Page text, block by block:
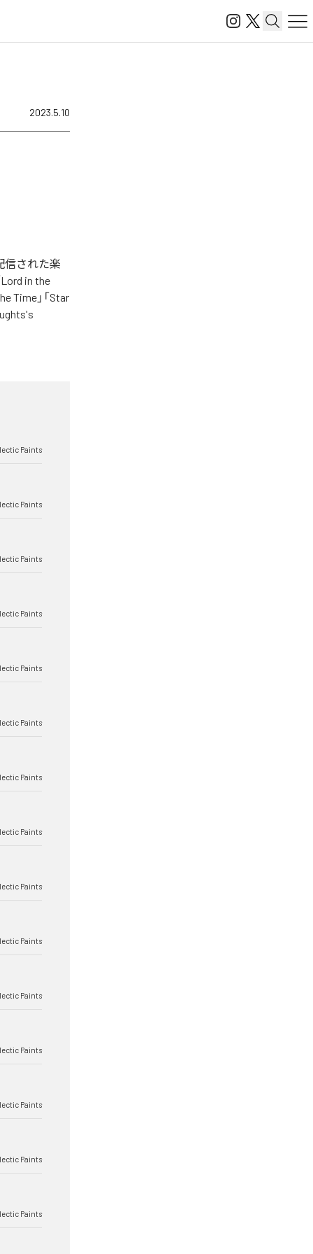
2023.5.10
信された楽
Lord in the
Time」「Star
Paints
Paints
Paints
Paints
Paints
Paints
Paints
Paints
Paints
Paints
Paints
Paints
Paints
Paints
Paints